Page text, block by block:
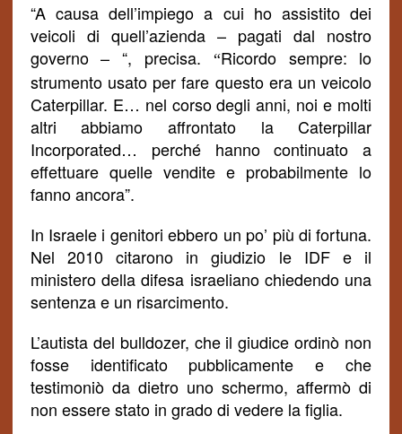
“A causa dell’impiego a cui ho assistito dei
veicoli di quell’azienda – pagati dal nostro
governo – “, precisa.
“Ricordo sempre: lo
strumento usato per fare questo era un veicolo
Caterpillar. E… nel corso degli anni, noi e molti
altri abbiamo affrontato la Caterpillar
Incorporated… perché hanno continuato a
effettuare quelle vendite e probabilmente lo
fanno ancora”.
In Israele i genitori ebbero un po’ più di fortuna.
Nel 2010 citarono in giudizio le IDF e il
ministero della difesa israeliano chiedendo una
sentenza e un risarcimento.
L’autista del bulldozer, che il giudice ordinò non
fosse identificato pubblicamente e che
testimoniò da dietro uno schermo, affermò di
non essere stato in grado di vedere la figlia.